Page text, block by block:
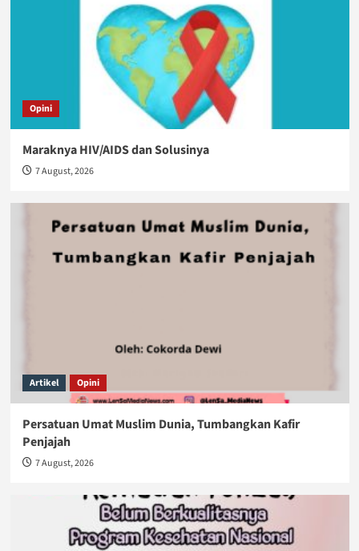
Opini
Maraknya HIV/AIDS dan Solusinya
7 August, 2026
Artikel Opini
Persatuan Umat Muslim Dunia, Tumbangkan Kafir
Penjajah
7 August, 2026